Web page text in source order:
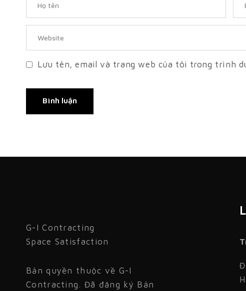
Lưu tên, email và trang web của tôi trong trình
G-I Contracting
Space Satisfaction
Bản quyền thuộc về G-I
Contracting. Đã đăng ký Bản